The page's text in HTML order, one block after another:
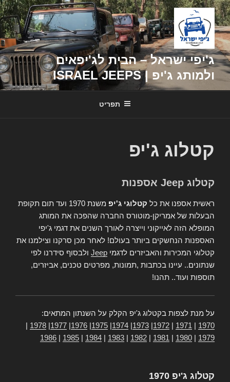
דילוג
לתוכן
ג'יפי ישראל – הבית לג'יפאים
ולמותג ג'יפ | ISRAEL JEEPS
תפריט
קטלוג ג'יפ
קטלוג Jeep אספנות
ראשית אספנו את כל קטלוגי ג'יפ
משנת 1970 ועד תום תקופת
הבעלות של אמריקן-מוטורס החברה שהפכה את המותג
המופלא הזה לאייקוני וייצרה לאורך השנים את דגמי ג'יפי
האספנות הנחשקים ביותר בעולם! לאחר מכן סרקנו וצילמנו את
קטלוגי המכירות והאביזרים לדגמי Jeep ולבסוף סידרנו לפי
שנתונים.. עיינו בכתבות ,תמונות, מפרטים טכנים, אביזרים,
תוספות ועוד.. תהנו!
על מנת לצפות בקטלוג ג'יפ הקלק על השנתון המתאים:
1970
1971
1972
1973
1974
1975
1976
1977
1978
1979
1980
1981
1982
1983
1984
1985
1986
קטלוג ג'יפ 1970